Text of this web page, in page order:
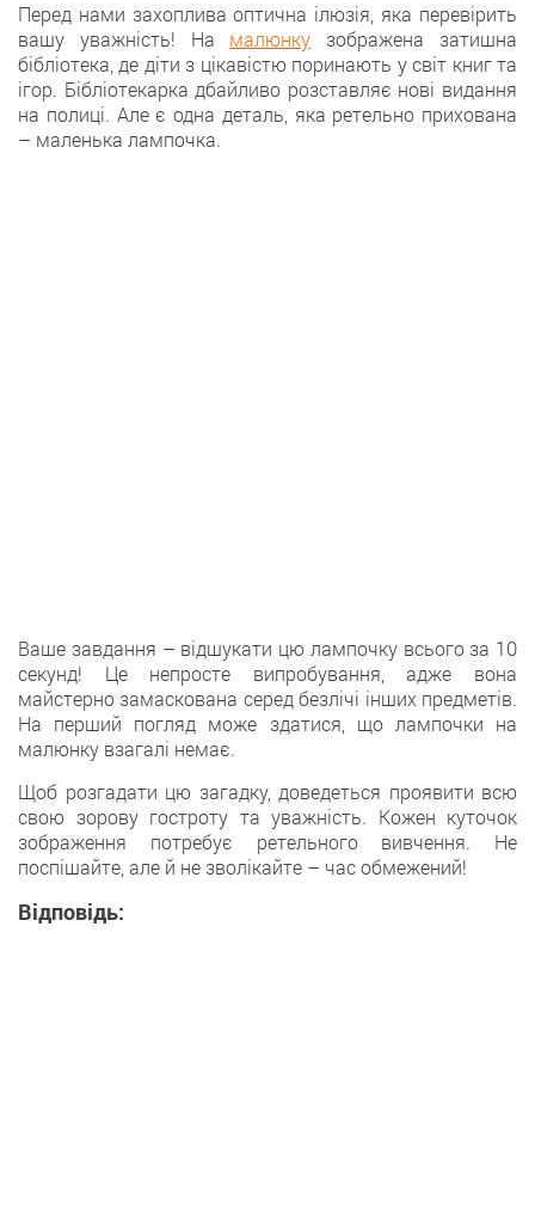
Перед нами захоплива оптична ілюзія, яка перевірить
вашу уважність! На малюнку зображена затишна
бібліотека, де діти з цікавістю поринають у світ книг та
ігор. Бібліотекарка дбайливо розставляє нові видання
на полиці. Але є одна деталь, яка ретельно прихована
– маленька лампочка.
Ваше завдання – відшукати цю лампочку всього за 10
секунд! Це непросте випробування, адже вона
майстерно замаскована серед безлічі інших предметів.
На перший погляд може здатися, що лампочки на
малюнку взагалі немає.
Щоб розгадати цю загадку, доведеться проявити всю
свою зорову гостроту та уважність. Кожен куточок
зображення потребує ретельного вивчення. Не
поспішайте, але й не зволікайте – час обмежений!
Відповідь: